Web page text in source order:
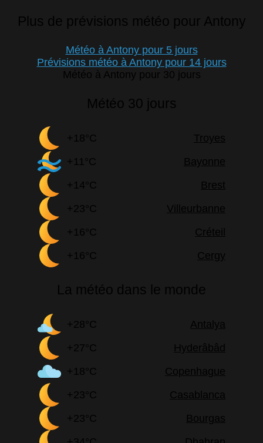
Plus de prévisions météo pour Antony
Météo à Antony pour 5 jours
Prévisions météo à Antony pour 14 jours
Météo à Antony pour 30 jours
Météo 30 jours
+18°C
Troyes
+11°C
Bayonne
+14°C
Brest
+23°C
Villeurbanne
+16°C
Créteil
+16°C
Cergy
La météo dans le monde
+28°C
Antalya
+27°C
Hyderâbâd
+18°C
Copenhague
+23°C
Casablanca
+23°C
Bourgas